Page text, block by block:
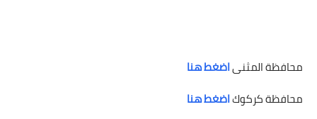
محافظة المثنىاضغط هنا
محافظة كركوكاضغط هنا